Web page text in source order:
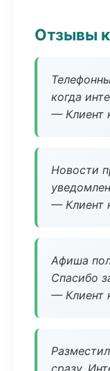
Отзывы
когда
— Клиент
Новости
— Клиент
Афиша
Спасибо
— Клиент
сразу.